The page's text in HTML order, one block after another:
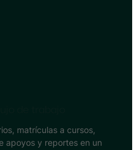
matrículas a cursos,
apoyos y reportes en un